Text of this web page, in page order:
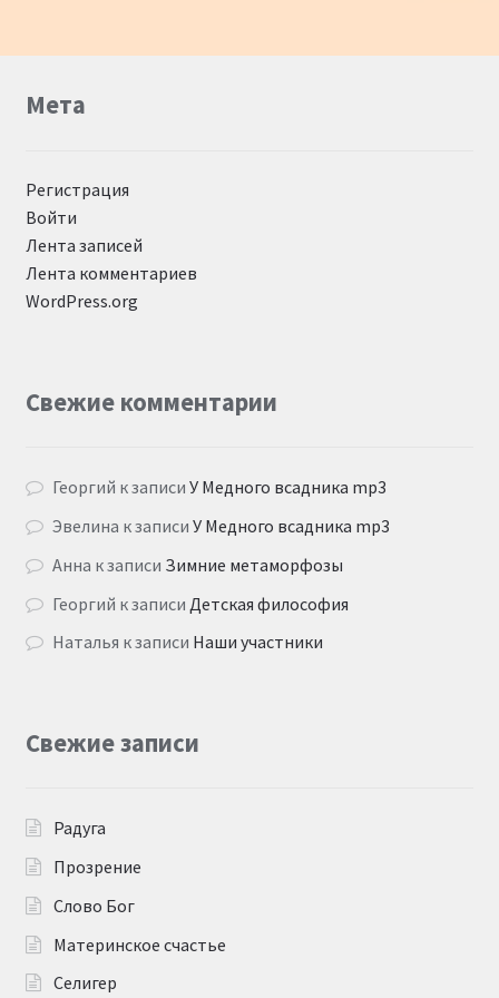
Мета
Регистрация
Войти
Лента записей
Лента комментариев
WordPress.org
Свежие комментарии
Георгий к записиУ Медного всадника mp3
Эвелина к записиУ Медного всадника mp3
Анна к записи Зимние метаморфозы
Георгий к записи Детская философия
Наталья к записи Наши участники
Свежие записи
Радуга
Прозрение
Слово Бог
Материнское счастье
Селигер